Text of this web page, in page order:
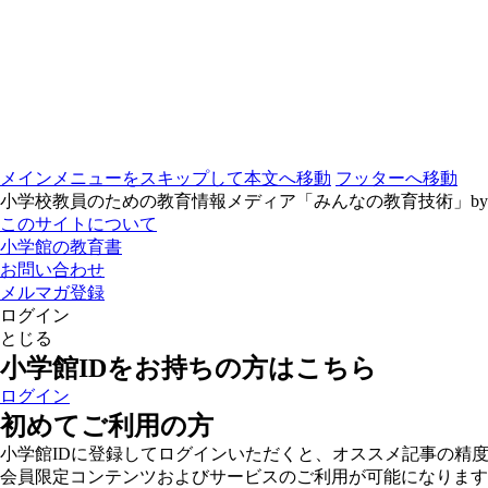
メインメニューをスキップして本文へ移動 フッターへ移動
小学校教員のための教育情報メディア「みんなの教育技術」
このサイトについて
小学館の教育書
お問い合わせ
メルマガ登録
ログイン
とじる
小学館IDをお持ちの方はこちら
ログイン
初めてご利用の方
小学館IDに登録してログインいただくと、オススメ記事の精
会員限定コンテンツおよびサービスのご利用が可能になりま